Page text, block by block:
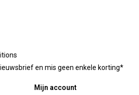
en mis geen enkele korting*
Mijn account